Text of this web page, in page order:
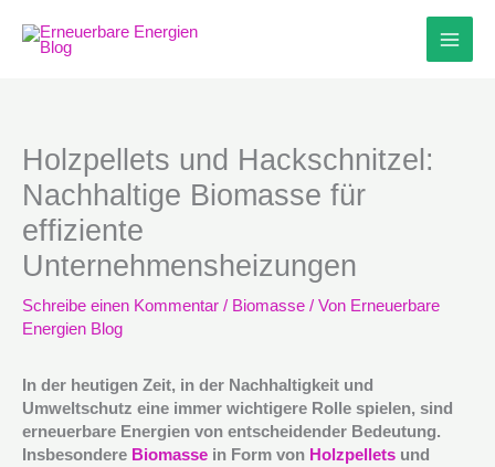
Inhalt
springen
Holzpellets und Hackschnitzel:
Nachhaltige Biomasse für
effiziente
Unternehmensheizungen
Schreibe einen Kommentar / Biomasse / Von Erneuerbare
Energien Blog
In der heutigen Zeit, in der Nachhaltigkeit und
Umweltschutz eine immer wichtigere Rolle spielen, sind
erneuerbare Energien von entscheidender Bedeutung.
Insbesondere Biomasse in Form von Holzpellets und